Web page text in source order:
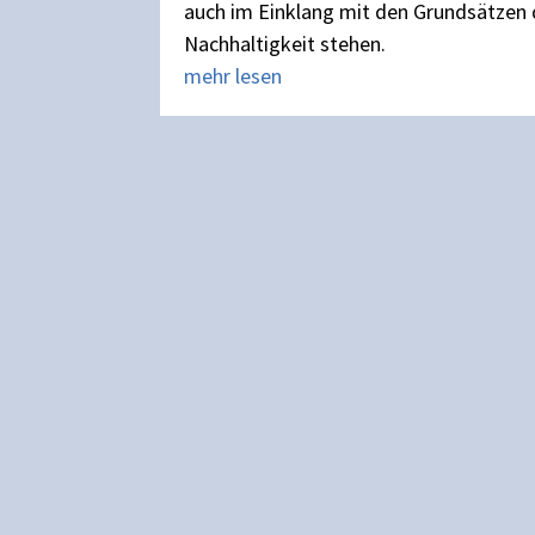
auch im Einklang mit den Grundsätzen
Nachhaltigkeit stehen.
mehr lesen